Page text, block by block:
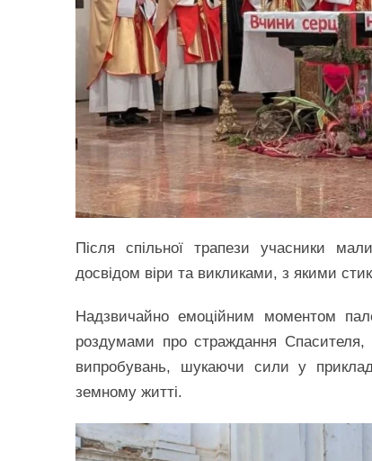
Після спільної трапези учасники
досвідом віри та викликами, з якими
Надзвичайно емоційним моментом
роздумами про страждання Спасителя,
випробувань, шукаючи сили у
земному житті.